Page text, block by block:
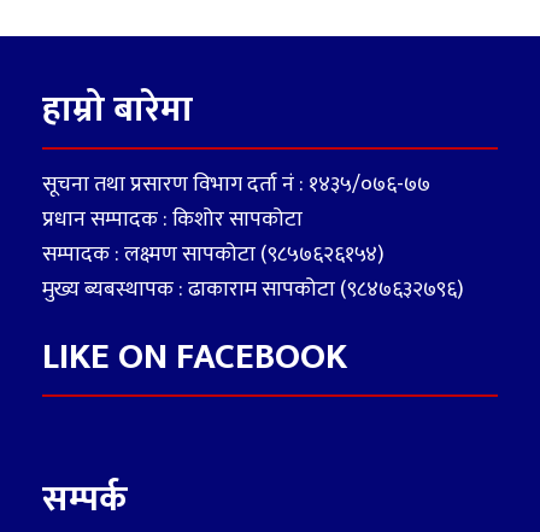
हाम्रो बारेमा
सूचना तथा प्रसारण विभाग दर्ता नं : १४३५/०७६-७७
प्रधान सम्पादक : किशोर सापकोटा
सम्पादक : लक्ष्मण सापकोटा (९८५७६२६१५४)
मुख्य ब्यबस्थापक : ढाकाराम सापकोटा (९८४७६३२७९६)
LIKE ON FACEBOOK
सम्पर्क